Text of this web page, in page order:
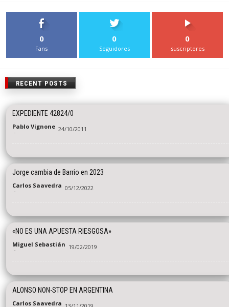
0
Fans
0
Seguidores
0
suscriptores
RECENT POSTS
EXPEDIENTE 42824/0
Pablo Vignone
- 24/10/2011
Jorge cambia de Barrio en 2023
Carlos Saavedra
- 05/12/2022
«NO ES UNA APUESTA RIESGOSA»
Miguel Sebastián
- 19/02/2019
ALONSO NON-STOP EN ARGENTINA
Carlos Saavedra